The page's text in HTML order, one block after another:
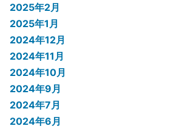
2025年2月
2025年1月
2024年12月
2024年11月
2024年10月
2024年9月
2024年7月
2024年6月